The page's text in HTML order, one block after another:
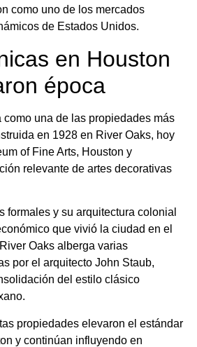
como uno de los mercados
de Estados Unidos.
en Houston
época
como una de las propiedades más
en 1928 en River Oaks, hoy
of Fine Arts, Houston y
relevante de artes decorativas
formales y su arquitectura colonial
que vivió la ciudad en el
Oaks alberga varias
por el arquitecto John Staub,
del estilo clásico
propiedades elevaron el estándar
y continúan influyendo en